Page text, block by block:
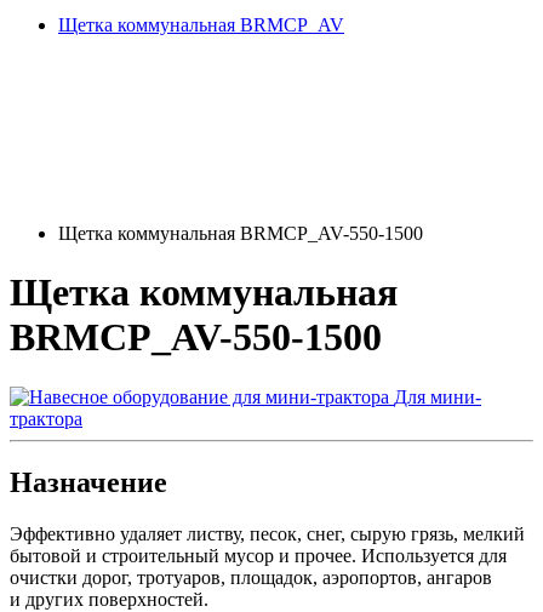
Щетка коммунальная BRMСP_AV
Щетка коммунальная BRMСP_AV-550-1500
Щетка коммунальная
BRMСP_AV-550-1500
Для мини-
трактора
Назначение
Эффективно удаляет листву, песок, снег, сырую грязь, мелкий
бытовой и строительный мусор и прочее. Используется для
очистки дорог, тротуаров, площадок, аэропортов, ангаров
и других поверхностей.